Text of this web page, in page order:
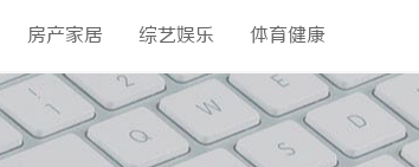
房产家居 综艺娱乐 体育健康